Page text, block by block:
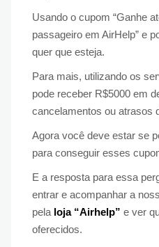
Usando o cupom “Ganhe
passageiro em AirHelp” e
quer que esteja.
Para mais, utilizando os
pode receber R$5000 em
cancelamentos ou atrasos
Agora você deve estar se
para conseguir esses
E a resposta para essa
entrar e acompanhar a
pela loja “Airhelp” e ver
oferecidos.